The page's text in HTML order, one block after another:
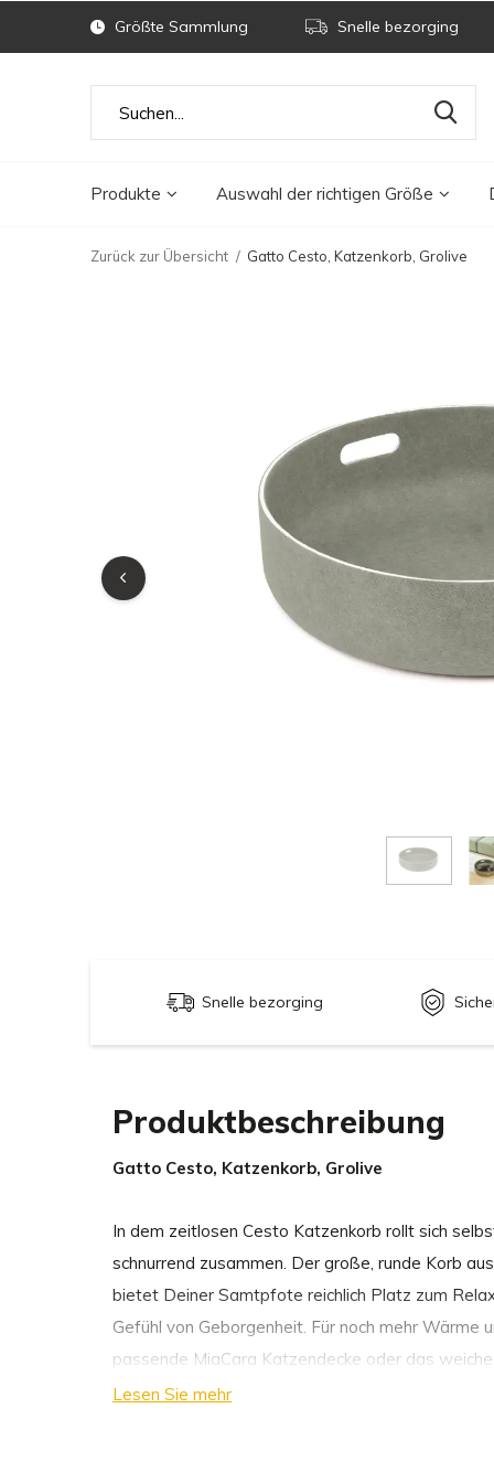
Produkte Auswahl der richtigen Größe
Größte Sammlung Snelle bezorging
Zurück zur Übersicht Gatto Cesto, Katzenkorb, Grolive
Snelle bezorging
Produktbeschreibung
Gatto Cesto, Katzenkorb, Grolive
In dem zeitlosen Cesto Katzenkorb rollt sich
schnurrend zusammen. Der große, runde Korb
bietet Deiner Samtpfote reichlich Platz zum
Gefühl von Geborgenheit. Für noch mehr Wärme
passende MiaCara Katzendecke oder das
Lesen Sie mehr